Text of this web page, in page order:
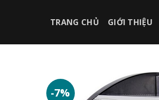
dung
TRANG CHỦ GIỚI THIỆU
-7%